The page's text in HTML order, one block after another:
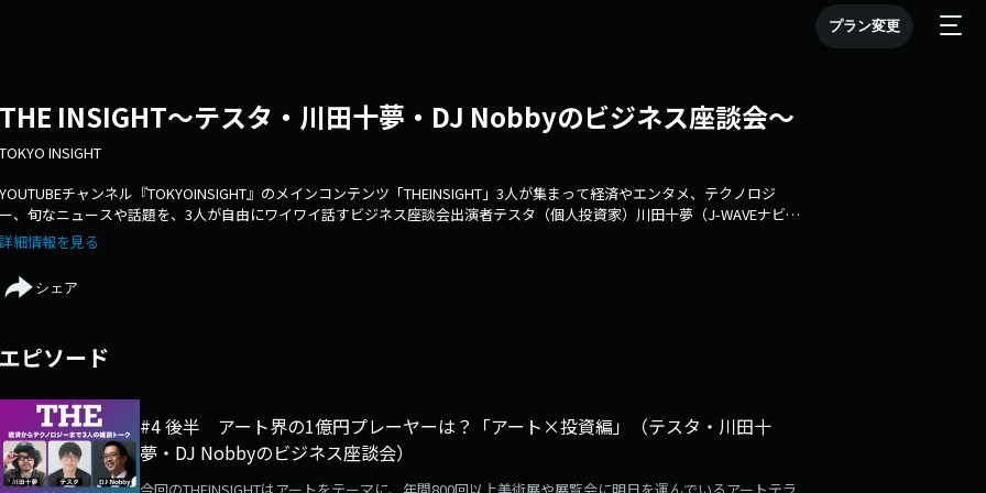
プラン変更
INSIGHT～テスタ・川田十夢・DJ Nobbyのビジネス座談会～
INSIGHT
チャンネル『TOKYOINSIGHT』のメインコンテンツ「THEINSIGHT」3人が集まって経済やエンタメ、テクノロジ
、旬なニュースや話題を、3人が自由にワイワイ話すビジネス座談会出演者テスタ（個人投資家）川田十夢（J-WAVEナビゲ
ター）DJNobby（ラジオDJ＋金融専門家）月2回更新
細情報を見る
シェア
ピソード
#4 後半 アート界の1億円プレーヤーは？「アート×投資編」（テスタ・川田十
夢・DJ Nobbyのビジネス座談会）